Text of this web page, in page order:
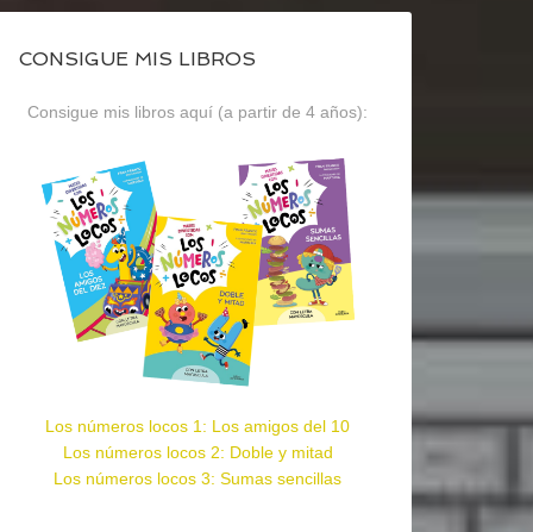
CONSIGUE MIS LIBROS
Consigue mis libros aquí (a partir de 4 años):
Los números locos 1: Los amigos del 10
Los números locos 2: Doble y mitad
Los números locos 3: Sumas sencillas